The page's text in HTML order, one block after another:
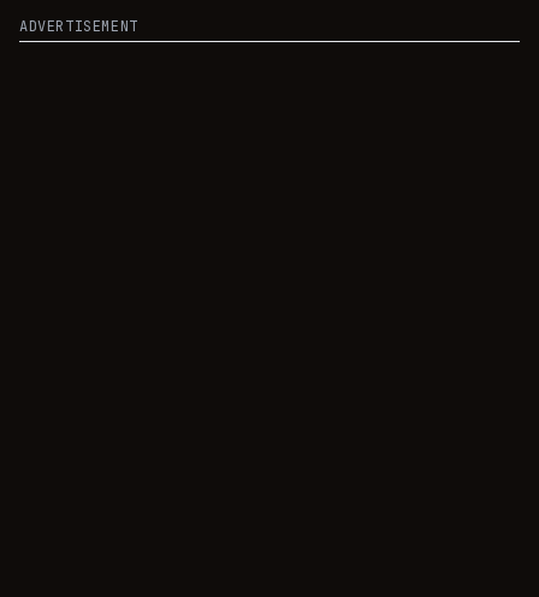
ADVERTISEMENT